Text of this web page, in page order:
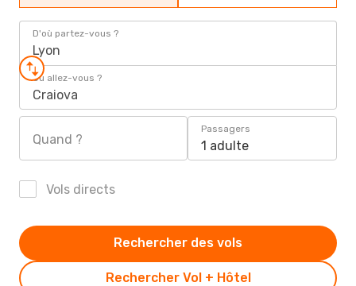
D'où partez-vous ?
Lyon
Où allez-vous ?
Craiova
Quand ?
Passagers
1 adulte
Vols directs
Rechercher Vol + Hôtel
Rechercher des vols